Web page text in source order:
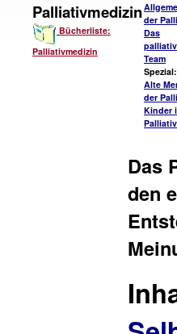
Palliativmedizin
Bücherliste:
Palliativmedizin
der
Das
Team
Spezial:
Alte
der
Kinder
Das
den